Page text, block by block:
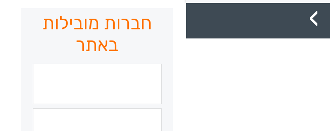
חברות מובילות
באתר